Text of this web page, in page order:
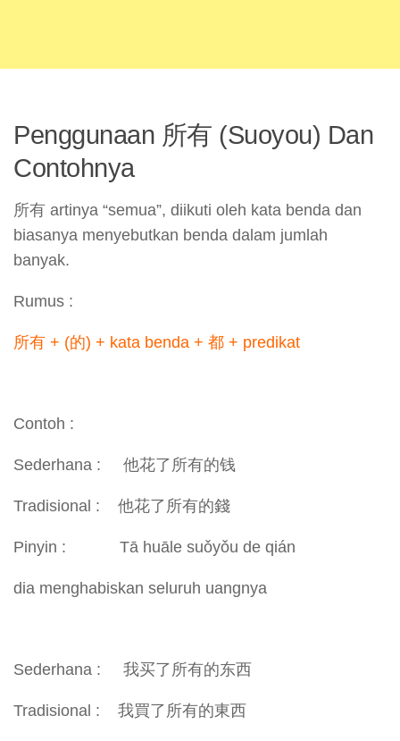
Penggunaan 所有 (Suoyou) Dan
Contohnya
所有 artinya “semua”, diikuti oleh kata benda dan
biasanya menyebutkan benda dalam jumlah
banyak.
Rumus :
所有 + (的) + kata benda + 都 + predikat
Contoh :
Sederhana : 他花了所有的钱
Tradisional : 他花了所有的錢
Pinyin : Tā huāle suǒyǒu de qián
dia menghabiskan seluruh uangnya
Sederhana : 我买了所有的东西
Tradisional : 我買了所有的東西